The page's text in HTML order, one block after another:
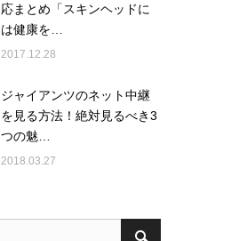
応まとめ「スキンヘッドに
は健康を…
2017.12.28
ジャイアンツのネット中継
を見る方法！絶対見るべき3
つの魅…
2018.03.27